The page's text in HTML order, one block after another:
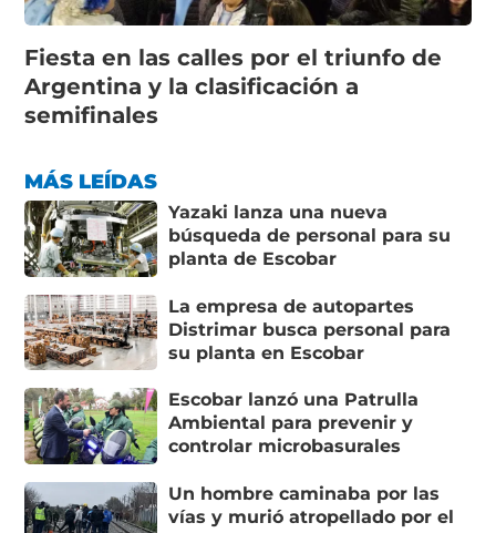
Fiesta en las calles por el triunfo de
Argentina y la clasificación a
semifinales
MÁS LEÍDAS
Yazaki lanza una nueva
búsqueda de personal para su
planta de Escobar
La empresa de autopartes
Distrimar busca personal para
su planta en Escobar
Escobar lanzó una Patrulla
Ambiental para prevenir y
controlar microbasurales
Un hombre caminaba por las
vías y murió atropellado por el